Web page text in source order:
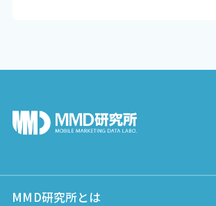
MMD研究所とは